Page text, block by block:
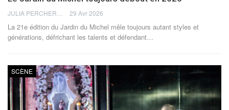
29 Avr 2026
La 21e édition du Jardin du Michel mêle toujours autant styles et
générations, défrichant les talents et défendant…
SCÈNE